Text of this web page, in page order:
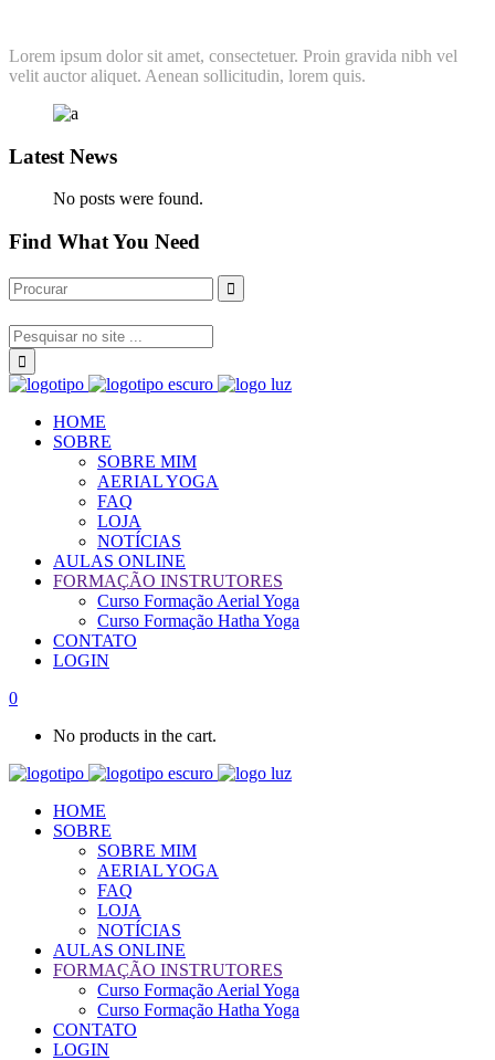
Lorem ipsum dolor sit amet, consectetuer. Proin gravida nibh vel
velit auctor aliquet. Aenean sollicitudin, lorem quis.
Latest News
No posts were found.
Find What You Need
HOME
SOBRE
SOBRE MIM
AERIAL YOGA
FAQ
LOJA
NOTÍCIAS
AULAS ONLINE
FORMAÇÃO INSTRUTORES
Curso Formação Aerial Yoga
Curso Formação Hatha Yoga
CONTATO
LOGIN
0
No products in the cart.
HOME
SOBRE
SOBRE MIM
AERIAL YOGA
FAQ
LOJA
NOTÍCIAS
AULAS ONLINE
FORMAÇÃO INSTRUTORES
Curso Formação Aerial Yoga
Curso Formação Hatha Yoga
CONTATO
LOGIN